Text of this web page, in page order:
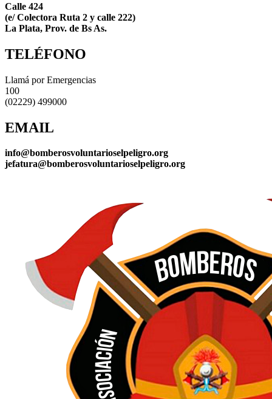
Calle 424
(e/ Colectora Ruta 2 y calle 222)
La Plata, Prov. de Bs As.
TELÉFONO
Llamá por Emergencias
100
(02229) 499000
EMAIL
info@bomberosvoluntarioselpeligro.org
jefatura@bomberosvoluntarioselpeligro.org